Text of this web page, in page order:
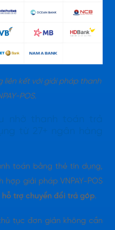
liên kết với giải pháp thanh
POS.
toán bằng thẻ tín dụng,
hợp giải pháp VNPAY-POS
hỗ trợ chuyển đổi trả góp.
tục đơn giản không cần